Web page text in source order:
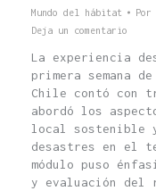
Mundo del hábitat Por
Deja un comentario
La experiencia
primera semana
Chile contó con
abordó los
local sostenible
desastres en el
módulo puso
y evaluación del